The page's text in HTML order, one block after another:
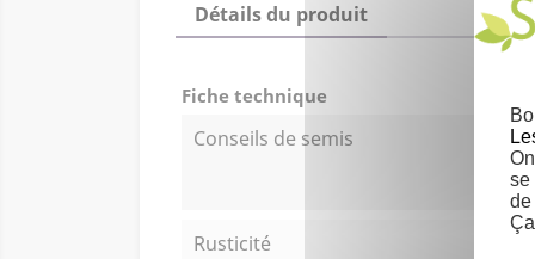
se
Détails du produit
Fiche technique
Conseils de semis
Rusticité